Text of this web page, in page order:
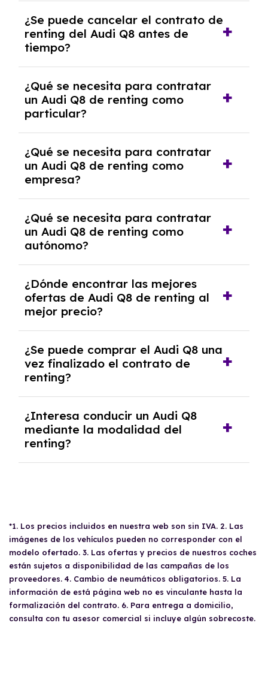
tendrás que pagar ningún tipo de entrada
salvo en casos que lo exija el proveedor
debido al resultado del estudio de viabilidad
económica.
¿Se puede cancelar el contrato de
renting del Audi Q8 antes de
tiempo?
pero puede haber penalizaciones por
cancelación anticipada. Es importante revisar
las condiciones del contrato y hablar con un
experto que te asesore.
¿Qué se necesita para contratar
un Audi Q8 de renting como
particular?
y, en algunos casos, una consulta de solvencia
crediticia y un pago inicial.
¿Qué se necesita para contratar
un Audi Q8 de renting como
empresa?
documentación financiera y, en algunos
casos, un informe de solvencia de la empresa
y un pago inicial.
¿Qué se necesita para contratar
un Audi Q8 de renting como
autónomo?
autónomos, justificante de ingresos y, en
algunos casos, un informe fiscal y un pago
inicial.
¿Dónde encontrar las mejores
ofertas de Audi Q8 de renting al
mejor precio?
mejores ofertas de vehículos de renting con
todos los gastos incluidos y sin pagar
entradas.
¿Se puede comprar el Audi Q8 una
vez finalizado el contrato de
renting?
renting se puede adquirir el coche. En este
caso tendrán que analizar los años, la
cantidad de kilómetros recorridos y el coste
del mercado actual.
¿Interesa conducir un Audi Q8
mediante la modalidad del
renting?
*1. Los precios incluidos en nuestra web son sin IVA. 2. Las
imágenes de los vehículos pueden no corresponder con el
modelo ofertado. 3. Las ofertas y precios de nuestros coches
están sujetos a disponibilidad de las campañas de los
proveedores. 4. Cambio de neumáticos obligatorios. 5. La
información de está página web no es vinculante hasta la
formalización del contrato. 6. Para entrega a domicilio,
consulta con tu asesor comercial si incluye algún sobrecoste.